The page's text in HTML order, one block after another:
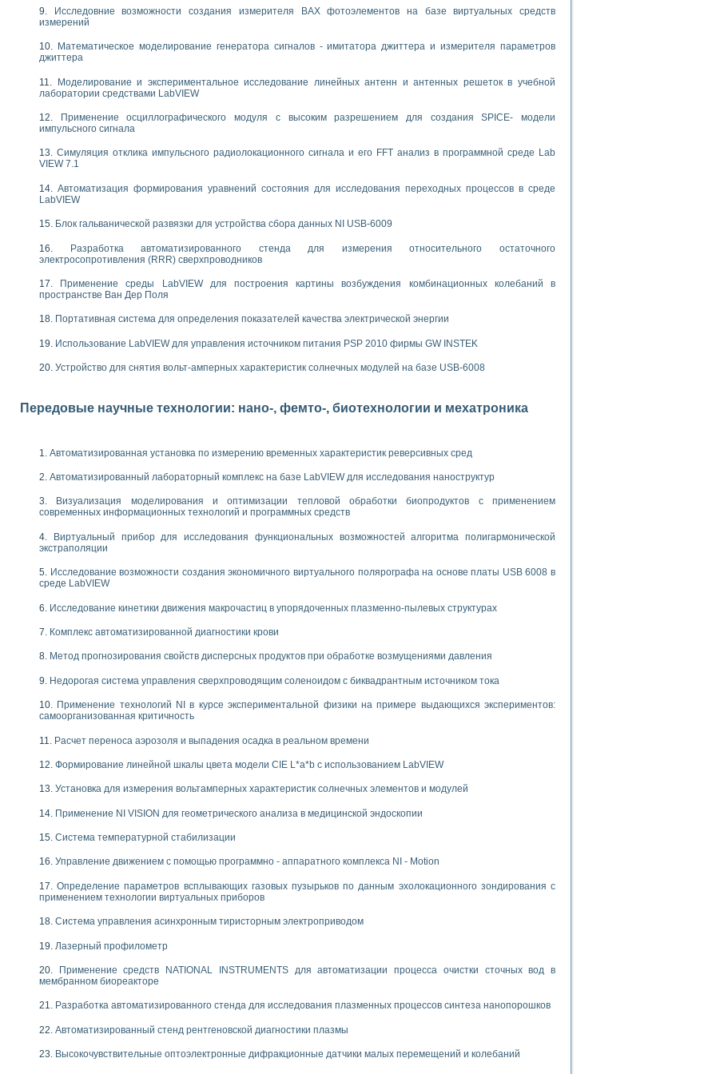
течения в расширяющемся канале
«Изучение магнитных свойств ферромагнетиков. Петля гистерезиса» с использованием графической среды программирования LabVIEW
интерфейсов обмена по протоколам RS232 и GPIB / имитатор оконечного устройства по интерфейсу RS232
переходных характеристик асинхронных двигателей при пуске
результатов измерительного экспримента
измерений с помощью LabVIEW
Назначение. Состав. Возможности
INSTRUMENTS для создания систем автоматизированного лабораторного практикума
и корреляционный анализ"
обеспечение учебных лабораторных стендов
LabVIEW
лабораторный практикум по курсу «радиотехнические цепи и сигналы»
одномерных сигналов на основе алгоритма полигармонической экстраполяции
INSTRUMENTS в операционной системе LINUX
полигармонической экстраполяции в среде LabVIEW
принципа действия универсального цифрового вольтметра
«Моделирование систем» и «Автоматизация проектирования систем и средств управления»
информационно-измерительным системам (ИИС)
теории Коммутации
национального проекта «Образование» технологий NATIONAL INSTRUMENTS в Нижегородском госуниверситете им. Н.И. Лобачевского
практикумов на кафедре информационных систем МИРЭА
образования и подготовки преподавателей для работы в ИКТ насыщенной среде
практикума по электронике кафедры информационных систем МИРЭА
частотного анализа для LabWindows/CVI и LabVIEW
«Технологии NATIONAL INSTRUMENTS» в ростовском колледже связи и информатики
программе «Прикладная физика и физическая информатика» инновационного образовательного проекта РУДН
постоянного тока
электромагнитного поля для испытаний изделий авионики
Исследовние возможности создания измерителя ВАХ фотоэлементов на базе виртуальных средств
измерений
Математическое моделирование генератора сигналов - имитатора джиттера и измерителя параметров
джиттера
Моделирование и экспериментальное исследование линейных антенн и антенных решеток в учебной
лаборатории средствами LabVIEW
Применение осциллографического модуля с высоким разрешением для создания SPICE- модели
импульсного сигнала
Симуляция отклика импульсного радиолокационного сигнала и его FFT анализ в программной среде Lab
VIEW 7.1
Автоматизация формирования уравнений состояния для исследования переходных процессов в среде
LabVIEW
Блок гальванической развязки для устройства сбора данных NI USB-6009
Разработка автоматизированного стенда для измерения относительного остаточного
электросопротивления (RRR) сверхпроводников
Применение среды LabVIEW для построения картины возбуждения комбинационных колебаний в
пространстве Ван Дер Поля
Портативная система для определения показателей качества электрической энергии
Использование LabVIEW для управления источником питания PSP 2010 фирмы GW INSTEK
Устройство для снятия вольт-амперных характеристик солнечных модулей на базе USB-6008
Передовые научные технологии: нано-, фемто-, биотехнологии и мехатроника
Автоматизированная установка по измерению временных характеристик реверсивных сред
Автоматизированный лабораторный комплекс на базе LabVIEW для исследования наноструктур
Визуализация моделирования и оптимизации тепловой обработки биопродуктов с применением
современных информационных технологий и программных средств
Виртуальный прибор для исследования функциональных возможностей алгоритма полигармонической
экстраполяции
Исследование возможности создания экономичного виртуального полярографа на основе платы USB 6008 в
среде LabVIEW
Исследование кинетики движения макрочастиц в упорядоченных плазменно-пылевых структурах
Комплекс автоматизированной диагностики крови
Метод прогнозирования свойств дисперсных продуктов при обработке возмущениями давления
Недорогая система управления сверхпроводящим соленоидом с биквадрантным источником тока
Применение технологий NI в курсе экспериментальной физики на примере выдающихся экспериментов:
самоорганизованная критичность
Расчет переноса аэрозоля и выпадения осадка в реальном времени
Формирование линейной шкалы цвета модели CIE L*a*b с использованием LabVIEW
Установка для измерения вольтамперных характеристик солнечных элементов и модулей
Применение NI VISION для геометрического анализа в медицинской эндоскопии
Система температурной стабилизации
Управление движением с помощью программно - аппаратного комплекса NI - Motion
Определение параметров всплывающих газовых пузырьков по данным эхолокационного зондирования с
применением технологии виртуальных приборов
Система управления асинхронным тиристорным электроприводом
Лазерный профилометр
Применение средств NATIONAL INSTRUMENTS для автоматизации процесса очистки сточных вод в
мембранном биореакторе
Разработка автоматизированного стенда для исследования плазменных процессов синтеза нанопорошков
Автоматизированный стенд рентгеновской диагностики плазмы
Высокочувствительные оптоэлектронные дифракционные датчики малых перемещений и колебаний